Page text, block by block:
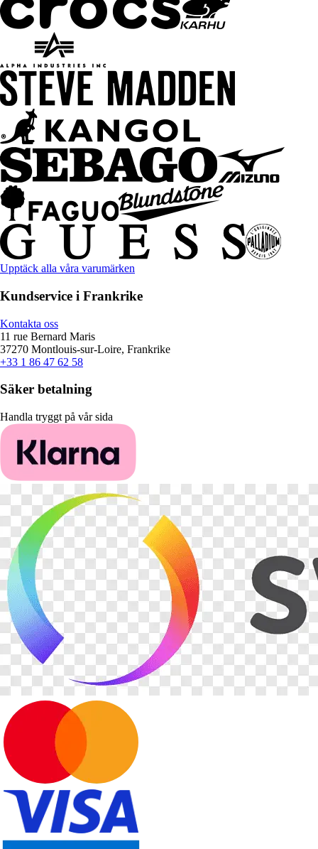
Upptäck alla våra varumärken
Kundservice i Frankrike
Kontakta oss
11 rue Bernard Maris
37270 Montlouis-sur-Loire, Frankrike
+33 1 86 47 62 58
Säker betalning
Handla tryggt på vår sida